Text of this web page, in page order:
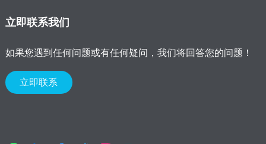
立即联系我们
如果您遇到任何问题或有任何疑问，我们将回答您的问题！
立即联系